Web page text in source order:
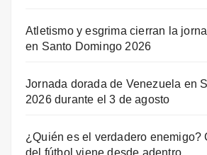
Atletismo y esgrima cierran la
en Santo Domingo 2026
Jornada dorada de Venezuela en
2026 durante el 3 de agosto
¿Quién es el verdadero enemigo?
del fútbol viene desde adentro